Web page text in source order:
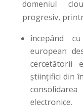
domeniul
progresiv,
începând
european
cercetătorii
științifici din